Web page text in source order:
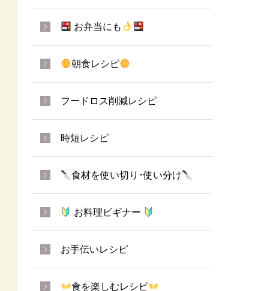
お弁当にも
朝食レシピ
フードロス削減レシピ
時短レシピ
食材を使い切り･使い分け
お料理ビギナー
お手伝いレシピ
食を楽しむレシピ